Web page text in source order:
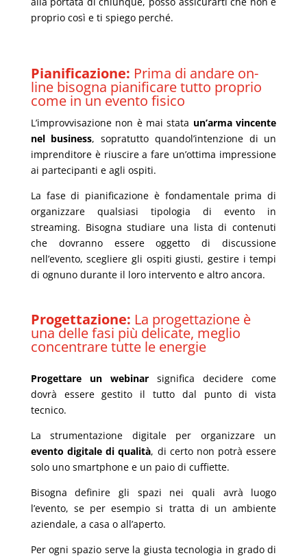
proprio così e ti spiego perché.
Pianificazione: Prima di andare on-
line bisogna pianificare tutto proprio
come inun evento fisico
L’improvvisazione non è mai stata un’arma vincente
nel business, sopratutto quandol’intenzione di un
imprenditore è riuscire a fare un’ottima impressione
ai partecipanti e agli ospiti.
La fase di pianificazione è fondamentale prima di
organizzare qualsiasi tipologia di evento in
streaming. Bisognastudiare una lista di contenuti
che dovrannoessere oggetto di discussione
nell’evento, scegliere gli ospiti giusti, gestire i tempi
di ognuno durante il loro intervento e altro ancora.
Progettazione: La progettazione è
una delle fasi più delicate, meglio
concentrare tutte le energie
Progettare un webinarsignifica decidere come
dovrà essere gestito il tutto dal punto di vista
tecnico.
La strumentazione digitale per organizzare un
evento digitale di qualità, di certo non potrà essere
solo uno smartphonee un paio di cuffiette.
Bisogna definire gli spazi nei quali avrà luogo
l’evento, se per esempio si tratta di un ambiente
aziendale, a casa o all’aperto.
Per ogni spazio serve la giusta tecnologia in grado di